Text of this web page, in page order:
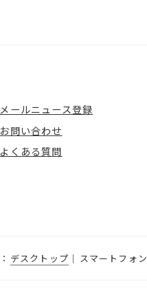
メールニュース登録
お問い合わせ
よくある質問
デスクトップ スマートフォン